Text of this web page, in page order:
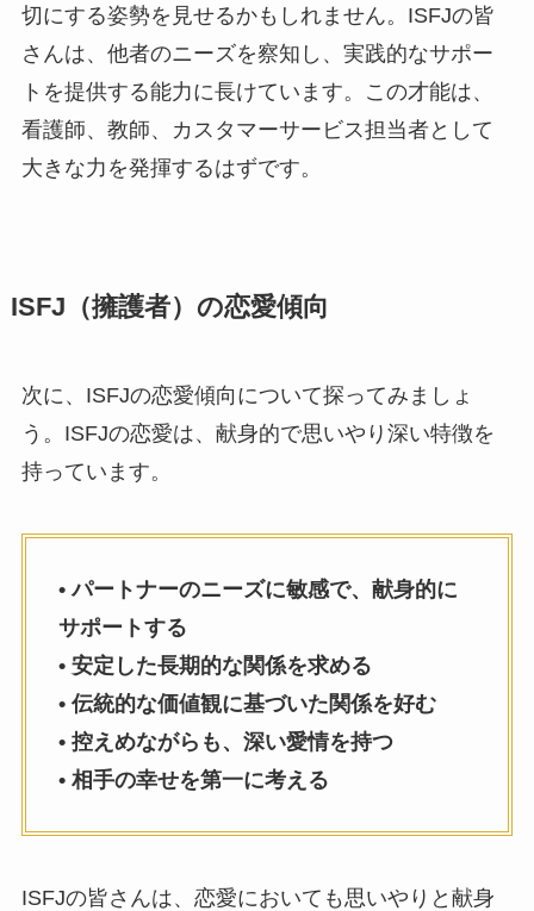
切にする姿勢を見せるかもしれません。ISFJの皆
さんは、他者のニーズを察知し、実践的なサポー
トを提供する能力に長けています。この才能は、
看護師、教師、カスタマーサービス担当者として
大きな力を発揮するはずです。
ISFJ（擁護者）の恋愛傾向
次に、ISFJの恋愛傾向について探ってみましょ
う。ISFJの恋愛は、献身的で思いやり深い特徴を
持っています。
• パートナーのニーズに敏感で、献身的に
サポートする
• 安定した長期的な関係を求める
• 伝統的な価値観に基づいた関係を好む
• 控えめながらも、深い愛情を持つ
• 相手の幸せを第一に考える
ISFJの皆さんは、恋愛においても思いやりと献身